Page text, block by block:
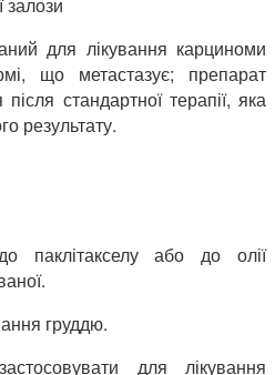
для лікування карциноми
що метастазує; препарат
стандартної терапії, яка
результату.
паклітакселу або до олії
груддю.
для лікування